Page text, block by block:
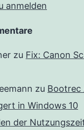
anmelden
zu Fix: Canon
zu Bootrec
in Windows 10
der